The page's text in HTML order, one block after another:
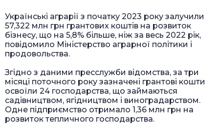
Українські аграрії з початку 2023 року залучили
57,322 млн грн грантових коштів на розвиток
бізнесу, що на 5,8% більше, ніж за весь 2022 рік,
повідомило Міністерство аграрної політики і
продовольства.
Згідно з даними пресслужби відомства, за три
місяці поточного року зазначені грантові кошти
освоїли 24 господарства, що займаються
садівництвом, ягідництвом і виноградарством.
Одне підприємство отримало 1,36 млн грн на
розвиток тепличного господарства.